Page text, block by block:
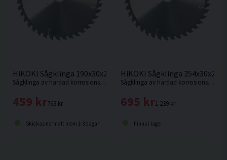
HiKOKI Sågklinga 190x30x2,0mm 40T
Sågklinga av härdad korrosionsbeständigt stål för sågning i hårt och mjukt trä.
763 kr
459 kr
Skickas normalt inom 1-3 dagar
HiKOKI Sågklinga
Sågklinga av härdad korrosionsbeständigt stål för kapning i hårt och mjukt trä.
1 239 kr
695 kr
Finns i lager